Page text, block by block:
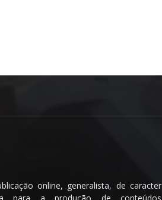
online, generalista, de caracter